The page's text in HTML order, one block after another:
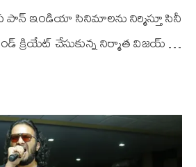
ఇండియా సినిమాల‌ను నిర్మిస్తూ సినీ
క్రియేట్ చేసుకున్న నిర్మాత విజ‌య్ …